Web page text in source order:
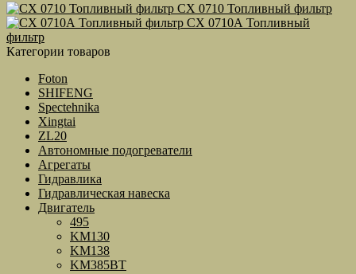
CX 0710 Топливный фильтр
CX 0710А Топливный
фильтр
Категории товаров
Foton
SHIFENG
Spectehnika
Xingtai
ZL20
Автономные подогреватели
Агрегаты
Гидравлика
Гидравлическая навеска
Двигатель
495
KM130
KM138
KM385BT